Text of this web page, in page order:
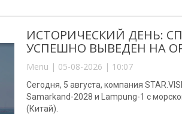
ИСТОРИЧЕСКИЙ ДЕНЬ:
УСПЕШНО ВЫВЕДЕН НА
Menu | 05-08-2026 | 10:07
Сегодня, 5 августа, компания
Samarkand-2028 и Lampung-1 с
(Китай).